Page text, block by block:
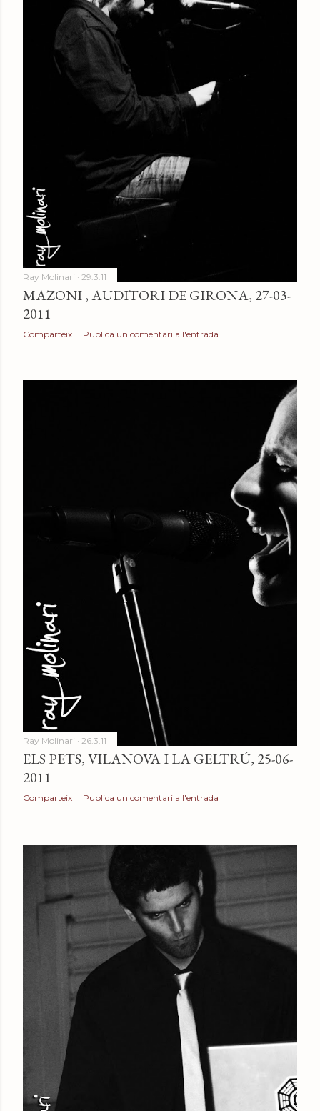
Ray Molinari 29.3.11
MAZONI , AUDITORI DE GIRONA, 27-03-
2011
Comparteix Publica un comentari a l'entrada
Ray Molinari 26.3.11
ELS PETS, VILANOVA I LA GELTRÚ, 25-06-
2011
Comparteix Publica un comentari a l'entrada